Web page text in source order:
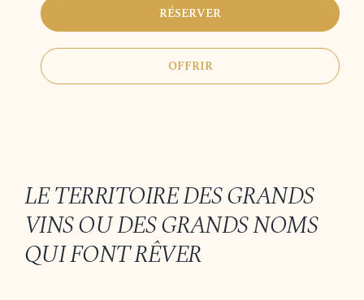
RÉSERVER
OFFRIR
LE TERRITOIRE DES GRANDS
VINS OU DES GRANDS NOMS
QUI FONT RÊVER